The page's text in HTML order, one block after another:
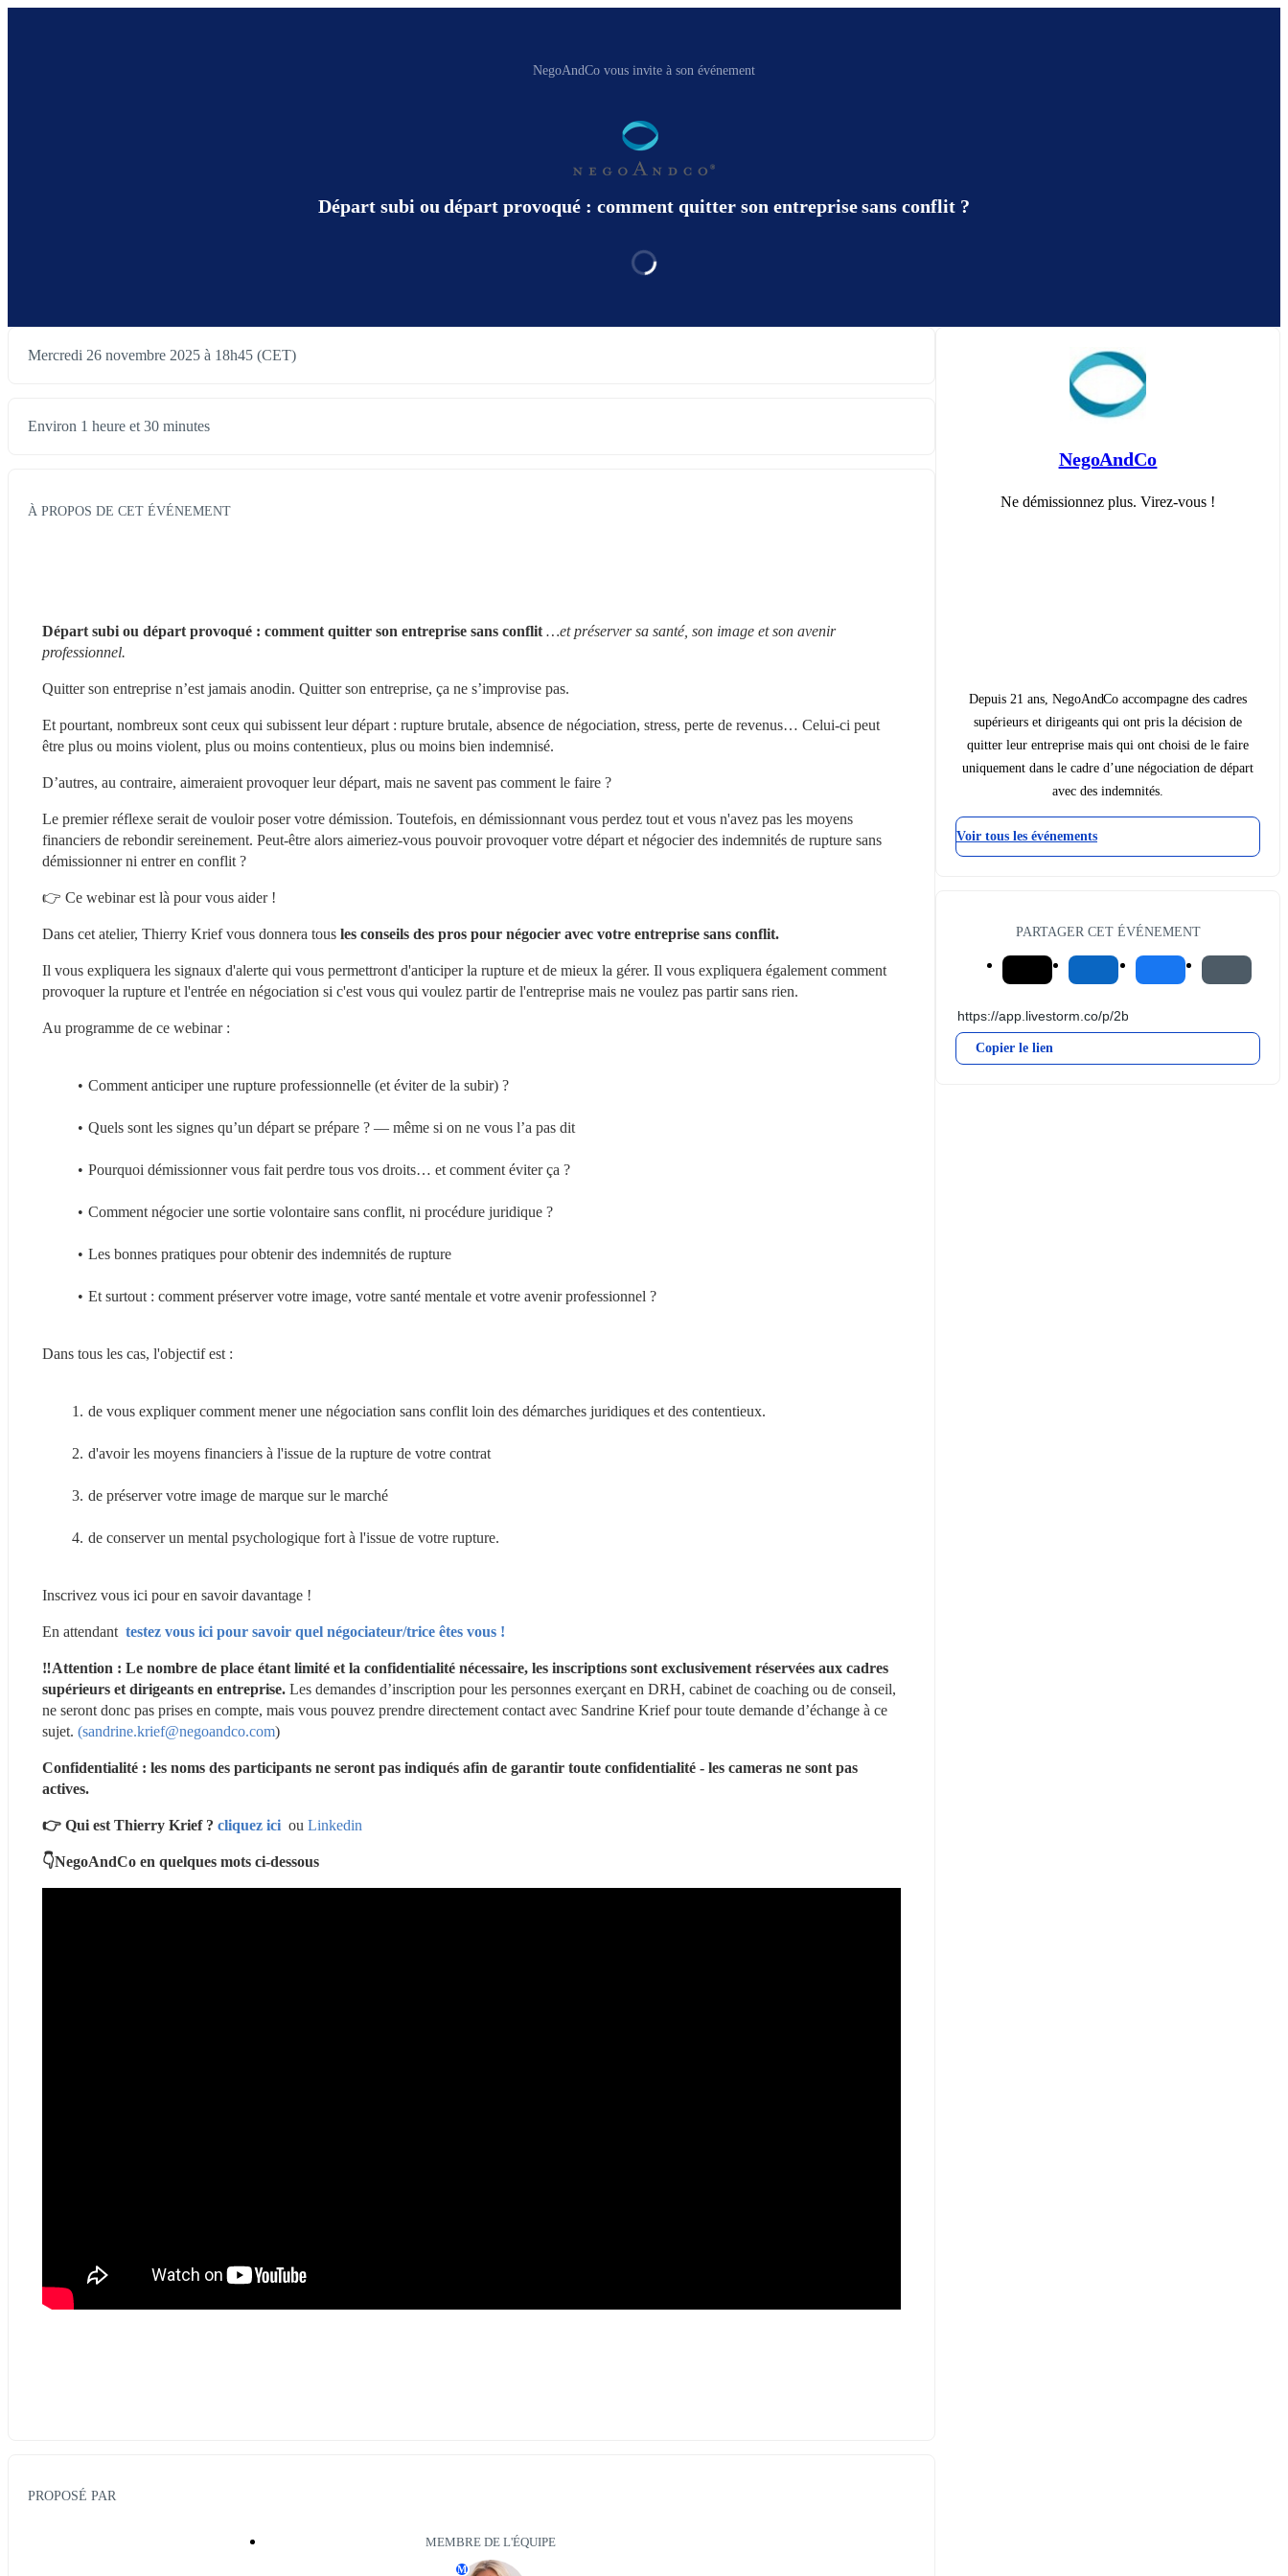
NegoAndCo vous invite à son événement
Départ subi ou départ provoqué : comment quitter son entreprise sans conflit ?
Mercredi 26 novembre 2025 à 18h45 (CET)
Environ 1 heure et 30 minutes
À PROPOS DE CET ÉVÉNEMENT
Départ subi ou départ provoqué : comment quitter son entreprise sans conflit …et préserver sa santé, son image et son avenir
professionnel.
Quitter son entreprise n’est jamais anodin. Quitter son entreprise, ça ne s’improvise pas.
Et pourtant, nombreux sont ceux qui subissent leur départ : rupture brutale, absence de négociation, stress, perte de revenus… Celui-ci peut
être plus ou moins violent, plus ou moins contentieux, plus ou moins bien indemnisé.
D’autres, au contraire, aimeraient provoquer leur départ, mais ne savent pas comment le faire ?
Le premier réflexe serait de vouloir poser votre démission. Toutefois, en démissionnant vous perdez tout et vous n'avez pas les moyens
financiers de rebondir sereinement. Peut-être alors aimeriez-vous pouvoir provoquer votre départ et négocier des indemnités de rupture sans
démissionner ni entrer en conflit ?
👉 Ce webinar est là pour vous aider !
Dans cet atelier, Thierry Krief vous donnera tous les conseils des pros pour négocier avec votre entreprise sans conflit.
Il vous expliquera les signaux d'alerte qui vous permettront d'anticiper la rupture et de mieux la gérer. Il vous expliquera également comment
provoquer la rupture et l'entrée en négociation si c'est vous qui voulez partir de l'entreprise mais ne voulez pas partir sans rien.
Au programme de ce webinar :
Comment anticiper une rupture professionnelle (et éviter de la subir) ?
Quels sont les signes qu’un départ se prépare ? — même si on ne vous l’a pas dit
Pourquoi démissionner vous fait perdre tous vos droits… et comment éviter ça ?
Comment négocier une sortie volontaire sans conflit, ni procédure juridique ?
Les bonnes pratiques pour obtenir des indemnités de rupture
Et surtout : comment préserver votre image, votre santé mentale et votre avenir professionnel ?
Dans tous les cas, l'objectif est :
de vous expliquer comment mener une négociation sans conflit loin des démarches juridiques et des contentieux.
d'avoir les moyens financiers à l'issue de la rupture de votre contrat
de préserver votre image de marque sur le marché
de conserver un mental psychologique fort à l'issue de votre rupture.
Inscrivez vous ici pour en savoir davantage !
En attendant testez vous ici pour savoir quel négociateur/trice êtes vous !
‼️Attention : Le nombre de place étant limité et la confidentialité nécessaire, les inscriptions sont exclusivement réservées aux cadres
supérieurs et dirigeants en entreprise. Les demandes d’inscription pour les personnes exerçant en DRH, cabinet de coaching ou de conseil,
ne seront donc pas prises en compte, mais vous pouvez prendre directement contact avec Sandrine Krief pour toute demande d’échange à ce
sujet. (sandrine.krief@negoandco.com)
Confidentialité : les noms des participants ne seront pas indiqués afin de garantir toute confidentialité - les cameras ne sont pas
actives.
👉 Qui est Thierry Krief ? cliquez ici
  ou
Linkedin
👇NegoAndCo en quelques mots ci-dessous
PROPOSÉ PAR
MEMBRE DE L'ÉQUIPE
M
NegoAndCo
Ne démissionnez plus. Virez-vous !
Depuis 21 ans, NegoAndCo accompagne des cadres
supérieurs et dirigeants qui ont pris la décision de
quitter leur entreprise mais qui ont choisi de le faire
uniquement dans le cadre d’une négociation de départ
avec des indemnités.
Voir tous les événements
PARTAGER CET ÉVÉNEMENT
Copier le lien